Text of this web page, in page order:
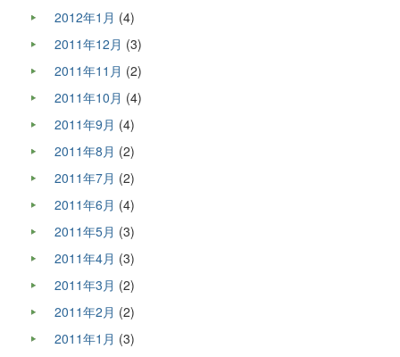
2012年1月 (4)
2011年12月 (3)
2011年11月 (2)
2011年10月 (4)
2011年9月 (4)
2011年8月 (2)
2011年7月 (2)
2011年6月 (4)
2011年5月 (3)
2011年4月 (3)
2011年3月 (2)
2011年2月 (2)
2011年1月 (3)